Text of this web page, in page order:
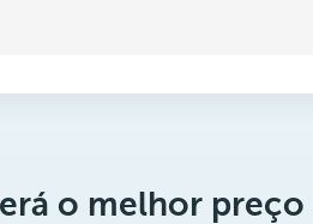
o melhor preço